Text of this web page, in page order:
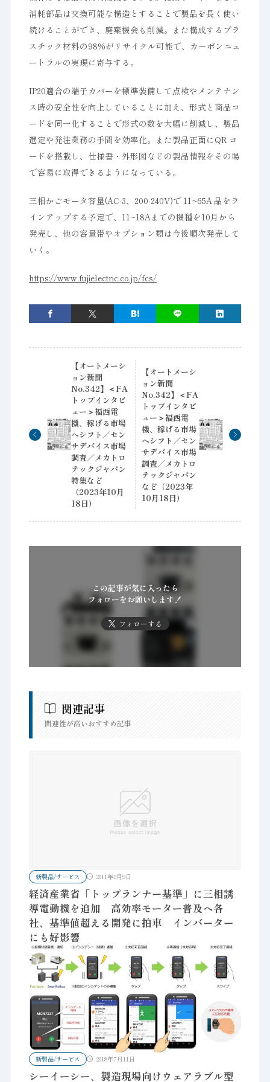
消耗部品は交換可能な構造とすることで製品を長く使い
続けることができ、廃棄機会も削減。また構成するプラ
スチック材料の98%がリサイクル可能で、カーボンニュ
ートラルの実現に寄与する。
IP20適合の端子カバーを標準装備して点検やメンテナン
ス時の安全性を向上していることに加え、形式と商品コ
ードを同一化することで形式の数を大幅に削減し、製品
選定や発注業務の手間を効率化。また製品正面にQR コ
ードを搭載し、仕様書・外形図などの製品情報をその場
で容易に取得できるようになっている。
三相かごモータ容量(AC-3、200-240V)で 11~65A 品をラ
インアップする予定で、11~18Aまでの機種を10月から
発売し、他の容量帯やオプション類は今後順次発売して
いく。
https://www.fujielectric.co.jp/fcs/
【オートメーシ
ョン新聞
No.342】＜FA
トップインタビ
ュー＞福西電
機、稼げる市場
へシフト／セン
サデバイス市場
調査／メカトロ
テックジャパン
特集など
（2023年10月
18日）
【オートメーシ
ョン新聞
No.342】＜FA
トップインタビ
ュー＞福西電
機、稼げる市場
へシフト／セン
サデバイス市場
調査／メカトロ
テックジャパン
など（2023年
10月18日）
この記事が気に入ったら
フォローをお願いします！
フォローする
関連記事
関連性が高いおすすめ記事
新製品/サービス 2011年2月9日
経済産業省「トップランナー基準」に三相誘
導電動機を追加 高効率モーター普及へ各
社、基準値超える開発に拍車 インバーター
にも好影響
新製品/サービス 2018年7月11日
シーイーシー、製造現場向けウェアラブル型